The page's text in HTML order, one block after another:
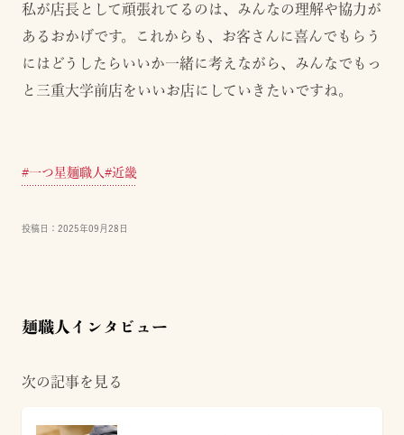
私が店長として頑張れてるのは、みんなの理解や協力が
あるおかげです。これからも、お客さんに喜んでもらう
にはどうしたらいいか一緒に考えながら、みんなでもっ
と三重大学前店をいいお店にしていきたいですね。
#一つ星麺職人 #近畿
投稿日： 2025年09月28日
麺職人インタビュー
次の記事を見る